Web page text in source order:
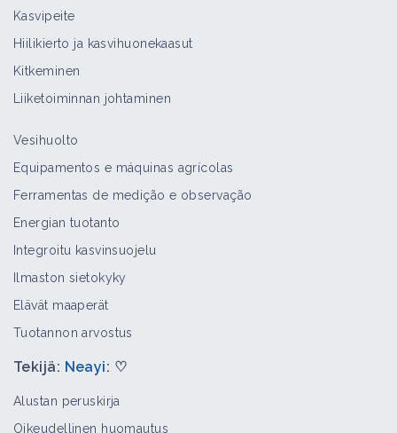
Kasvipeite
Hiilikierto ja kasvihuonekaasut
Kitkeminen
Liiketoiminnan johtaminen
Vesihuolto
Equipamentos e máquinas agrícolas
Ferramentas de medição e observação
Energian tuotanto
Integroitu kasvinsuojelu
Ilmaston sietokyky
Elävät maaperät
Tuotannon arvostus
Tekijä: Neayi: ♡
Alustan peruskirja
Oikeudellinen huomautus